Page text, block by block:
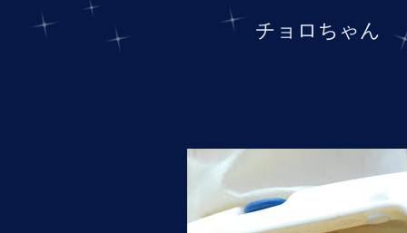
チョロちゃん